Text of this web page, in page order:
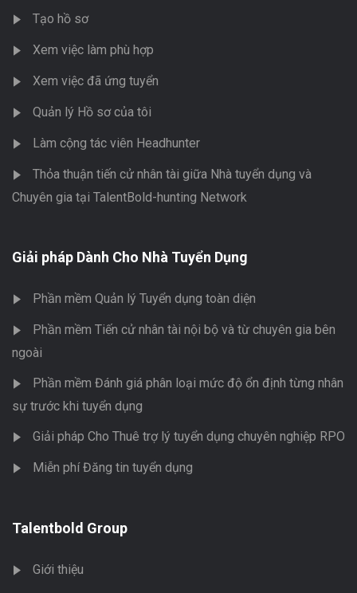
Tạo hồ sơ
Xem việc làm phù hợp
Xem việc đã ứng tuyển
Quản lý Hồ sơ của tôi
Làm cộng tác viên Headhunter
Thỏa thuận tiến cử nhân tài giữa Nhà tuyển dụng và
Chuyên gia tại TalentBold-hunting Network
Giải pháp Dành Cho Nhà Tuyển Dụng
Phần mềm Quản lý Tuyển dụng toàn diện
Phần mềm Tiến cử nhân tài nội bộ và từ chuyên gia bên
ngoài
Phần mềm Đánh giá phân loại mức độ ổn định từng nhân
sự trước khi tuyển dụng
Giải pháp Cho Thuê trợ lý tuyển dụng chuyên nghiệp RPO
Miễn phí Đăng tin tuyển dụng
Talentbold Group
Giới thiệu